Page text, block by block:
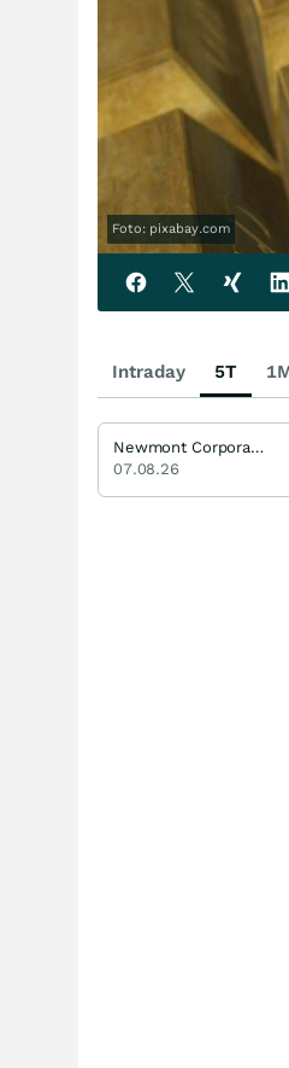
Foto: pixabay.com
Intraday 5T
Newmont Corporation
07.08.26